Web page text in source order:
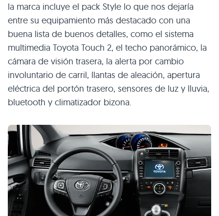
la marca incluye el pack Style lo que nos dejaría
entre su equipamiento más destacado con una
buena lista de buenos detalles, como el sistema
multimedia Toyota Touch 2, el techo panorámico, la
cámara de visión trasera, la alerta por cambio
involuntario de carril, llantas de aleación, apertura
eléctrica del portón trasero, sensores de luz y lluvia,
bluetooth y climatizador bizona.